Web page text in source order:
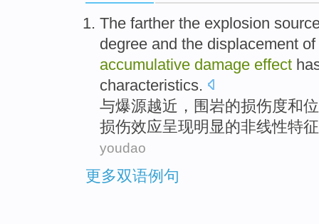
The farther the explosion
degree and the displacement of
accumulative damage effect
characteristics.
与爆源越近， 围岩的损伤度和
损伤效应呈现明显的非线性特
youdao
更多双语例句